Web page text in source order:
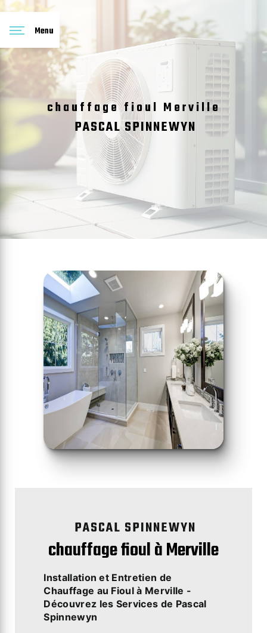
Menu
chauffage fioul Merville
PASCAL SPINNEWYN
PASCAL SPINNEWYN
chauffage fioul à Merville
Installation et Entretien de
Chauffage au Fioul à Merville -
Découvrez les Services de Pascal
Spinnewyn
Panneau de gestion des cookies